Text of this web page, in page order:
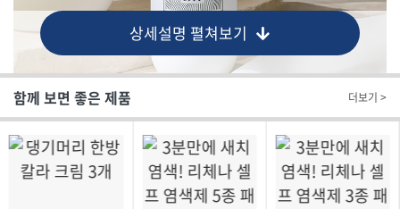
상세설명 펼쳐보기
함께 보면 좋은 제품 더보기 >